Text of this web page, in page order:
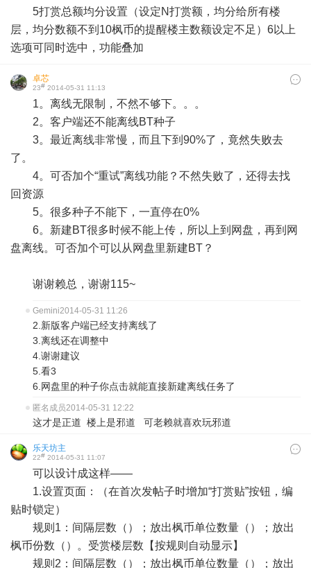
5打赏总额均分设置（设定N打赏额，均分给所有楼
层，均分数额不到10枫币的提醒楼主数额设定不足）6以上
选项可同时选中，功能叠加
卓芯
23# 2014-05-31 11:13
1。离线无限制，不然不够下。。。
2。客户端还不能离线BT种子
3。最近离线非常慢，而且下到90%了，竟然失败去
了。
4。可否加个“重试”离线功能？不然失败了，还得去找
回资源
5。很多种子不能下，一直停在0%
6。新建BT很多时候不能上传，所以上到网盘，再到网
盘离线。可否加个可以从网盘里新建BT？
谢谢赖总，谢谢115~
Gemini2014-05-31 11:26
2.新版客户端已经支持离线了
3.离线还在调整中
4.谢谢建议
5.看3
6.网盘里的种子你点击就能直接新建离线任务了
匿名成员2014-05-31 12:22
这才是正道 楼上是邪道 可老赖就喜欢玩邪道
乐天坊主
22# 2014-05-31 11:07
可以设计成这样——
1.设置页面：（在首次发帖子时增加“打赏贴”按钮，编
贴时锁定）
规则1：间隔层数（）；放出枫币单位数量（）；放出
枫币份数（）。受赏楼层数【按规则自动显示】
规则2：间隔层数（）；放出枫币单位数量（）；放出